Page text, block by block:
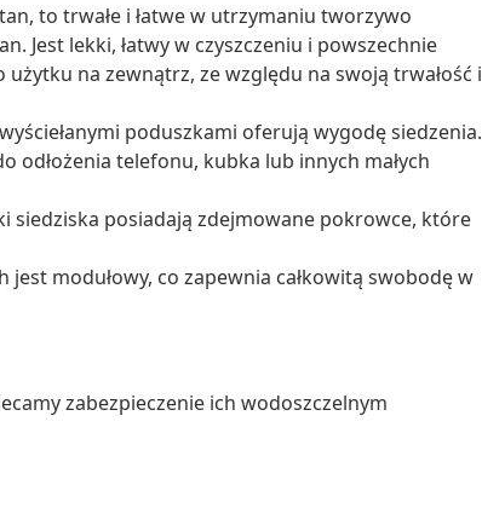
to trwałe i łatwe w utrzymaniu tworzywo
Jest lekki, łatwy w czyszczeniu i powszechnie
na zewnątrz, ze względu na swoją trwałość i
poduszkami oferują wygodę siedzenia.
odłożenia telefonu, kubka lub innych małych
siedziska posiadają zdejmowane pokrowce, które
modułowy, co zapewnia całkowitą swobodę w
zabezpieczenie ich wodoszczelnym